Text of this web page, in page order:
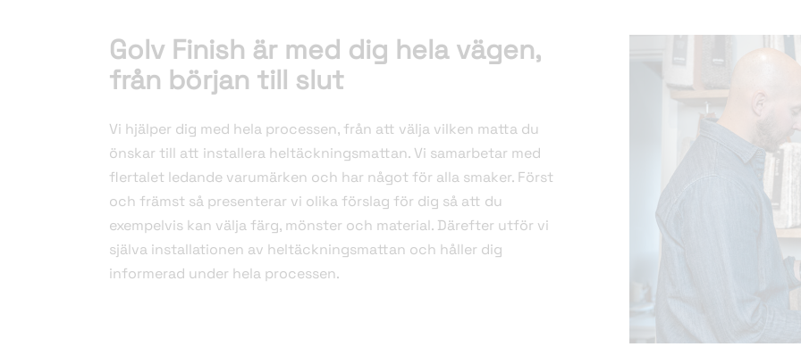
Golv Finish är med dig hela vägen,
från början till slut
Vi hjälper dig med hela processen, från att välja vilken matta du
önskar till att installera heltäckningsmattan. Vi samarbetar med
flertalet ledande varumärken och har något för alla smaker. Först
och främst så presenterar vi olika förslag för dig så att du
exempelvis kan välja färg, mönster och material. Därefter utför vi
själva installationen av heltäckningsmattan och håller dig
informerad under hela processen.